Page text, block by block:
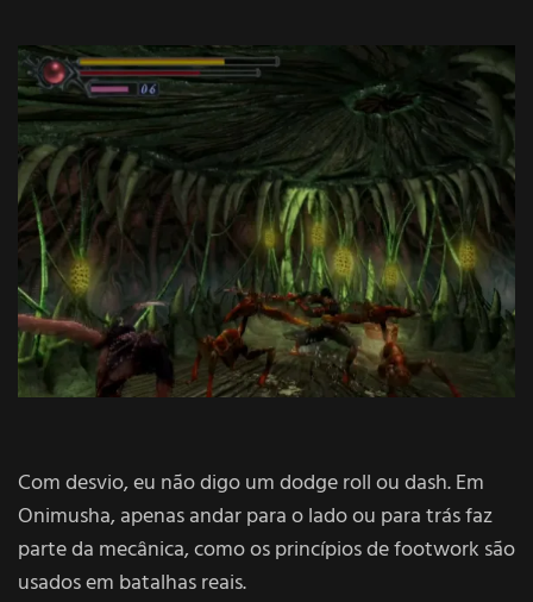
Com desvio, eu não digo um dodge roll ou dash. Em
Onimusha, apenas andar para o lado ou para trás faz
parte da mecânica, como os princípios de footwork são
usados em batalhas reais.